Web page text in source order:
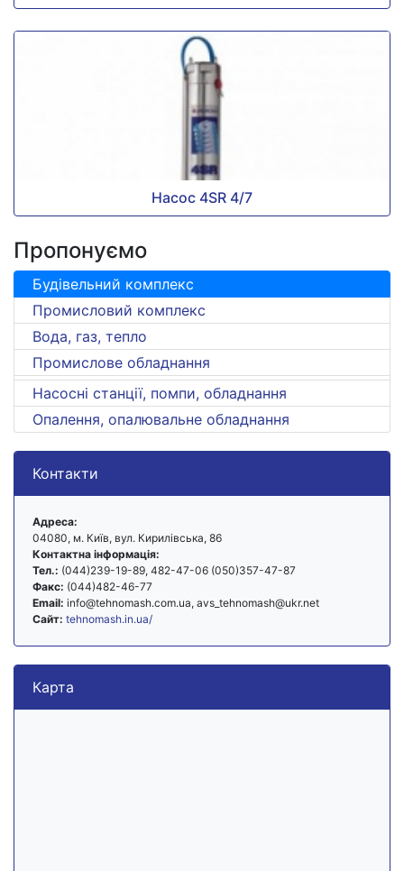
Насос 4SR 4/7
Пропонуємо
Будівельний комплекс
Промисловий комплекс
Вода, газ, тепло
Промислове обладнання
Насосні станції, помпи, обладнання
Опалення, опалювальне обладнання
Контакти
Адреса:
04080, м. Київ, вул. Кирилівська, 86
Контактна інформація:
Тел.: (044)239-19-89, 482-47-06 (050)357-47-87
Факс: (044)482-46-77
Email: info@tehnomash.com.ua, avs_tehnomash@ukr.net
Сайт: tehnomash.in.ua/
Карта